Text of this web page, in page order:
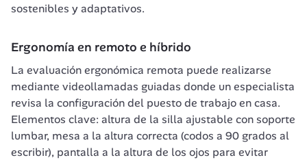
sostenibles y adaptativos.
Ergonomía en remoto e híbrido
La evaluación ergonómica remota puede realizarse
mediante videollamadas guiadas donde un especialista
revisa la configuración del puesto de trabajo en casa.
Elementos clave: altura de la silla ajustable con soporte
lumbar, mesa a la altura correcta (codos a 90 grados al
escribir), pantalla a la altura de los ojos para evitar